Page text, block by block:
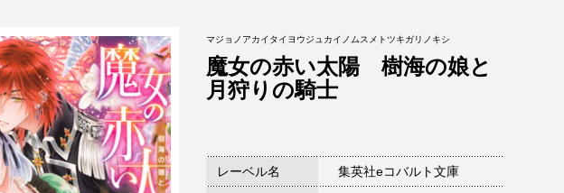
マジョノアカイタイヨウジュカイノムスメトツキガリノキシ
魔女の赤い太陽 樹海の娘と
月狩りの騎士
レーベル名 集英社eコバルト文庫